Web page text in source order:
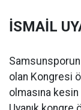
İSMAİL
olan Kongresi
olmasına